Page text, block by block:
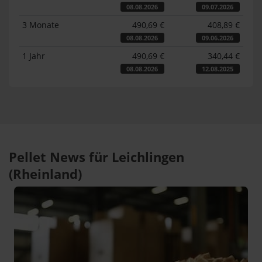
08.08.2026 09.07.2026
3 Monate 490,69 €
08.08.2026
408,89 €
09.06.2026
1 Jahr 490,69 €
08.08.2026
340,44 €
12.08.2025
Pellet News für Leichlingen
(Rheinland)